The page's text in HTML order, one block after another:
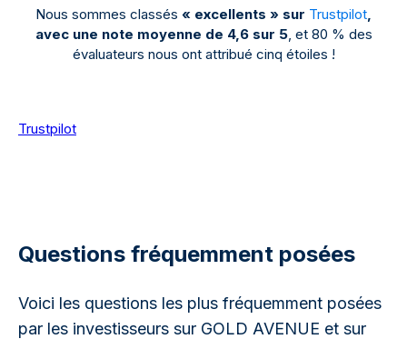
Nous sommes classés « excellents » sur Trustpilot,
avec une note moyenne de 4,6 sur 5, et 80 % des
évaluateurs nous ont attribué cinq étoiles !
Trustpilot
Questions fréquemment posées
Voici les questions les plus fréquemment posées
par les investisseurs sur GOLD AVENUE et sur